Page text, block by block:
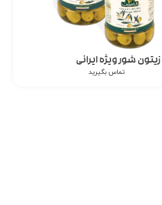
شور ویژه ایرانی
تماس بگیرید